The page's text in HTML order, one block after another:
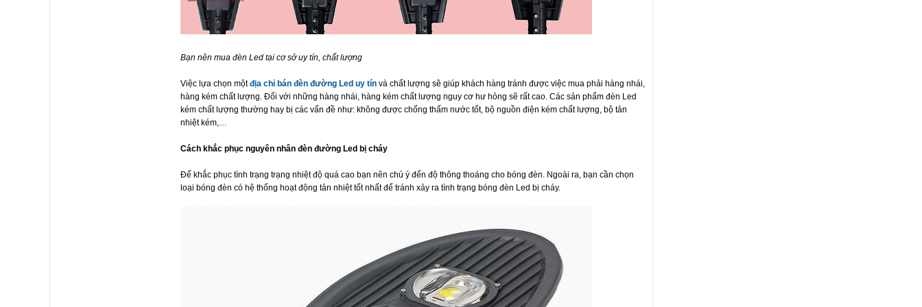
Bạn nên mua đèn Led tại cơ sở uy tín, chất lượng
Việc lựa chọn mộtđịa chỉ bán đèn đường Led uy tín và chất lượng sẽ giúp khách hàng tránh được việc mua phải hàng nhái,
hàng kém chất lượng. Đối với những hàng nhái, hàng kém chất lượng nguy cơ hư hỏng sẽ rất cao. Các sản phẩm đèn Led
kém chất lượng thường hay bị các vấn đề như: không được chống thấm nước tốt, bộ nguồn điện kém chất lượng, bộ tản
nhiệt kém,…
Cách khắc phục nguyên nhân đèn đường Led bị cháy
Để khắc phục tình trạng trạng nhiệt độ quá cao bạn nên chú ý đến độ thông thoáng cho bóng đèn. Ngoài ra, bạn cần chọn
loại bóng đèn có hệ thống hoạt động tản nhiệt tốt nhất để tránh xảy ra tình trạng bóng đèn Led bị cháy.